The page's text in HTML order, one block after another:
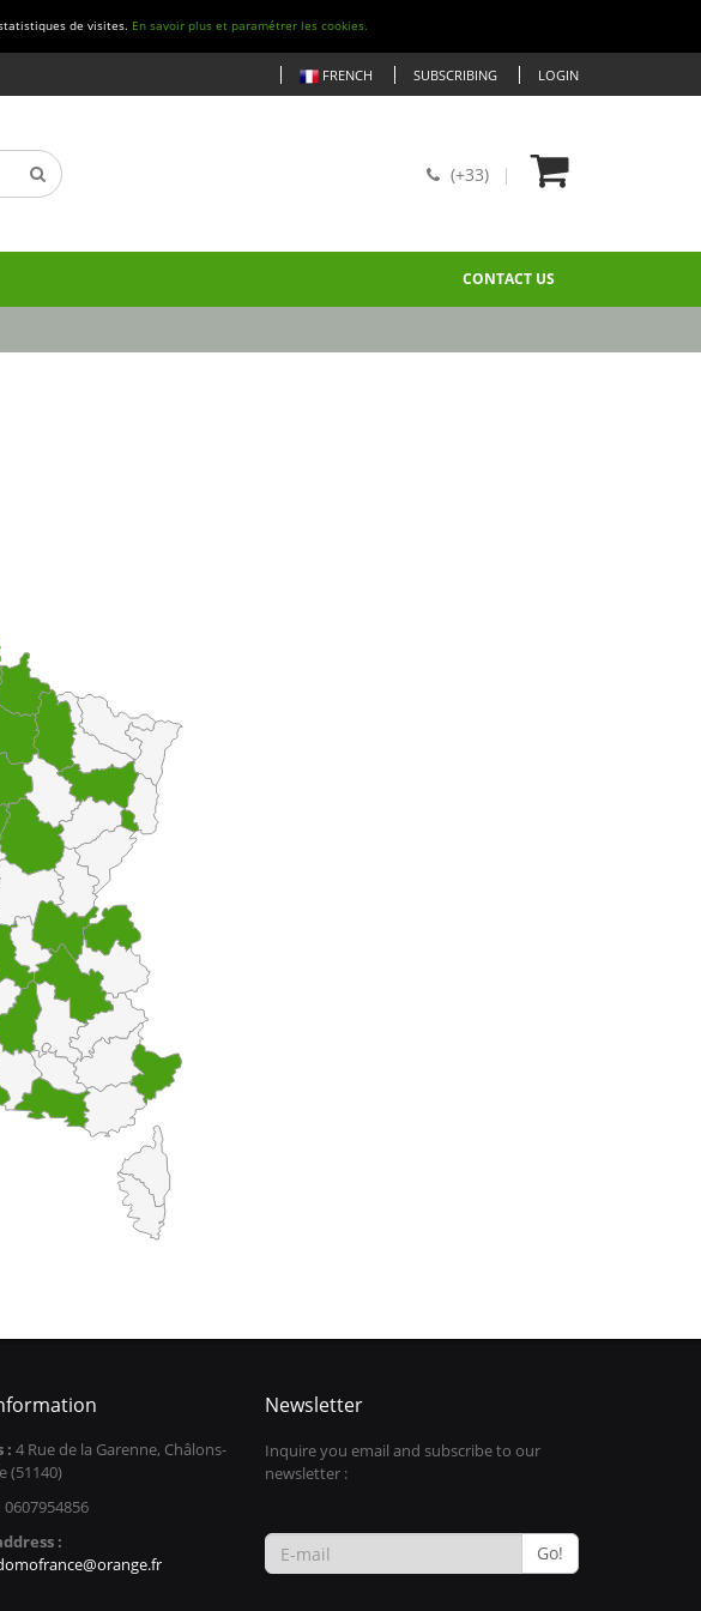
de visites. En savoir plus et paramétrer les cookies.
FRENCH SUBSCRIBING LOGIN
(+33)
CONTACT US
: 4 Rue de la Garenne, Châlons-
(51140)
0607954856
:
Newsletter
Inquire you email and subscribe to our
newsletter :
Go!